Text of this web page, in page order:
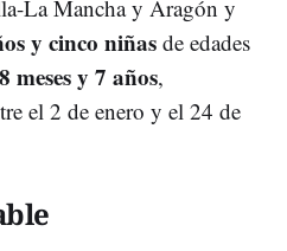
La Mancha y Aragón y
y cinco niñas de edades
meses y 7 años,
el 2 de enero y el 24 de